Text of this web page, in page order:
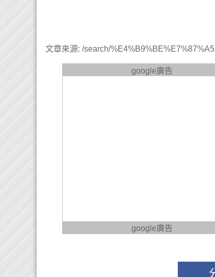
文章來源: /search/%E4%B9%BE%E7%87%A5
google廣告
google廣告